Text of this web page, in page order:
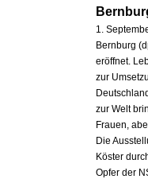
1.
Bernburg
eröffnet.
zur
zur Welt
Frauen,
Die
Köster
Opfer der